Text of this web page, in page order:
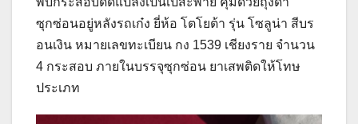
ซุกซ่อนอยู่หลังรถเก๋ง ยี่ห้อ โตโยต้า รุ่น โซลูน่า สีบร
อนเงิน หมายเลขทะเบียน กง 1539 เชียงราย จำนวน
4 กระสอบ ภายในบรรจุซุกซ่อน ยาเสพติดให้โทษ
ประเภท